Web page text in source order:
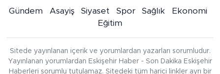
Gündem Asayiş Siyaset Spor Sağlık
Ekonomi
Eğitim
Sitede yayınlanan içerik ve yorumlardan yazarları sorumludur.
Yayınlanan yorumlardan Eskişehir Haber - Son Dakika Eskişehir
Haberleri sorumlu tutulamaz. Sitedeki tüm harici linkler ayrı bir